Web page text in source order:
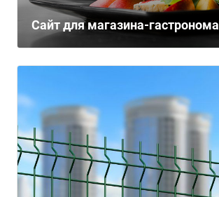
Сайт для магазина-гастронома